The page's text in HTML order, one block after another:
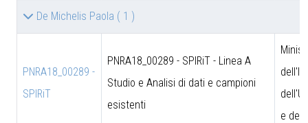
De Michelis Paola ( 1 )
PNRA18_00289 -
SPIRiT
PNRA18_00289 - SPIRiT - Linea A
Studio e Analisi di dati e campioni
esistenti
e